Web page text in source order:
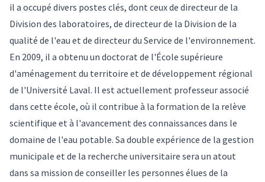
il a occupé divers postes clés, dont ceux de directeur de la
Division des laboratoires, de directeur de la Division de la
qualité de l'eau et de directeur du Service de l'environnement.
En 2009, il a obtenu un doctorat de l'École supérieure
d'aménagement du territoire et de développement régional
de l'Université Laval. Il est actuellement professeur associé
dans cette école, où il contribue à la formation de la relève
scientifique et à l'avancement des connaissances dans le
domaine de l'eau potable. Sa double expérience de la gestion
municipale et de la recherche universitaire sera un atout
dans sa mission de conseiller les personnes élues de la